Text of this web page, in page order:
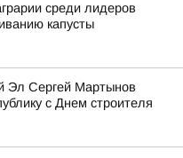
среди лидеров
капусты
Эл Сергей Мартынов
с Днем строителя